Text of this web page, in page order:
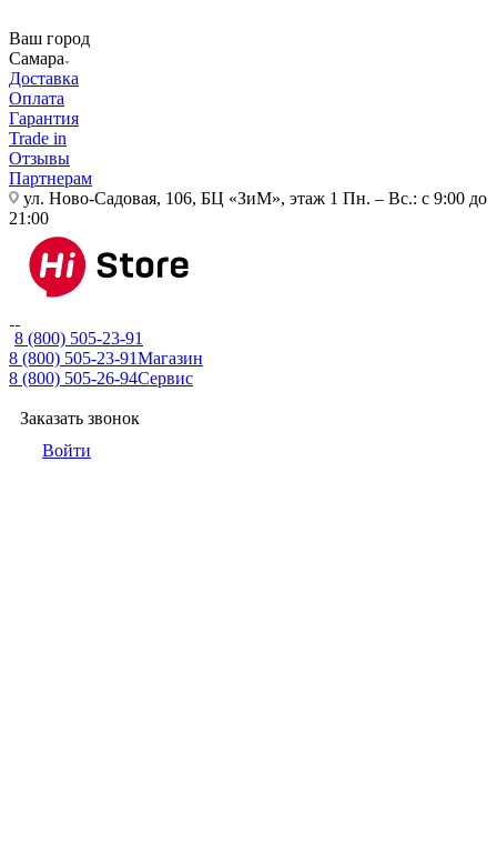
Ваш город
Самара
Доставка
Оплата
Гарантия
Trade in
Отзывы
Партнерам
ул. Ново-Садовая, 106, БЦ «ЗиМ», этаж 1 Пн. – Вс.: с 9:00 до
21:00
8 (800) 505-23-91
8 (800) 505-23-91Магазин
8 (800) 505-26-94Сервис
Заказать звонок
Войти